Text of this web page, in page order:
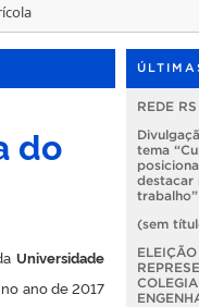
do
Universidade
no ano de 2017
REDE
tema
destacar
trabalho”
(sem